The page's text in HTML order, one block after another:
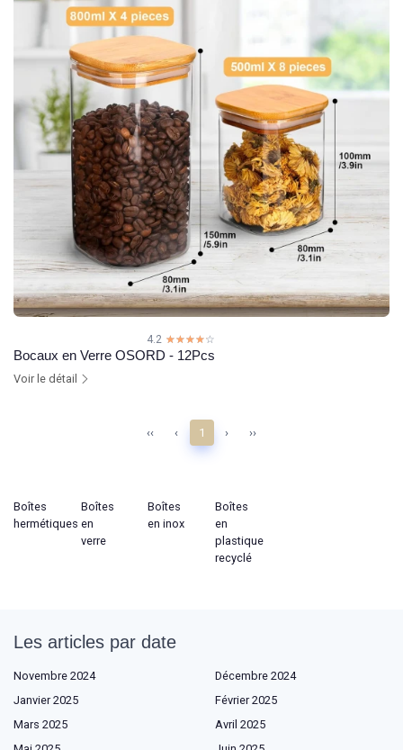
4.2 ☆☆☆☆☆
★★★★★
Bocaux en Verre OSORD - 12Pcs
Voir le détail
‹‹ ‹ 1 › ››
Boîtes
hermétiques
Boîtes
en
verre
Boîtes
en inox
Boîtes
en
plastique
recyclé
Les articles par date
Novembre 2024
Décembre 2024
Janvier 2025
Février 2025
Mars 2025
Avril 2025